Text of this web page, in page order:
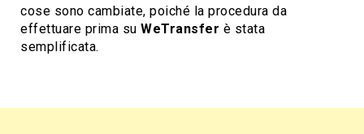
cose sono cambiate, poiché la procedura da
effettuare prima su WeTransfer è stata
semplificata.